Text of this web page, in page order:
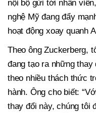
nội bộ gửi tới nhân
nghệ Mỹ đang đẩy
hoạt động xoay quanh
Theo ông Zuckerberg,
đang tạo ra những
theo nhiều thách thức
hành. Ông cho biết:
thay đổi này, chúng tôi